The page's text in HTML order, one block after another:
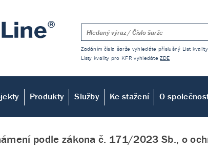
Zadáním čísla šarže vyhledáte příslušný List
Listy kvality pro KFR vyhledáteZDE
Produkty Služby Ke stažení O
podle zákona č. 171/2023 Sb., o